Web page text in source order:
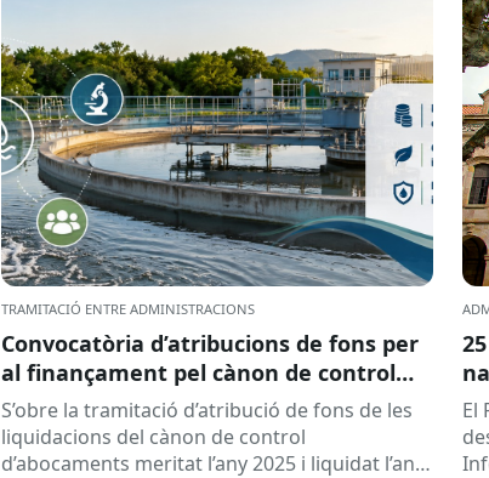
TRAMITACIÓ ENTRE ADMINISTRACIONS
Convocatòria d’atribucions de fons per
al finançament pel cànon de control
d’abocaments meritat l’any 2025 i
liquidat l’any 2026
S’obre la tramitació d’atribució de fons de les
liquidacions del cànon de control
d’abocaments meritat l’any 2025 i liquidat l’any
El